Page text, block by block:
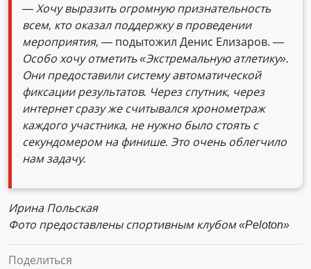
— Хочу выразить огромную признательность
всем, кто оказал поддержку в проведении
мероприятия, — подытожил Денис Елизаров. —
Особо хочу отметить «Экстремальную атлетику».
Они предоставили систему автоматической
фиксации результатов. Через спутник, через
интернет сразу же считывался хронометраж
каждого участника, не нужно было стоять с
секундомером на финише. Это очень облегчило
нам задачу.
Ирина Польская
Фото предоставлены спортивным клубом «Peloton»
Поделиться